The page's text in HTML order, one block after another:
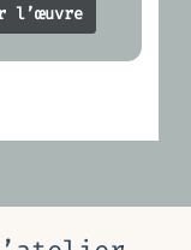
l’œuvre